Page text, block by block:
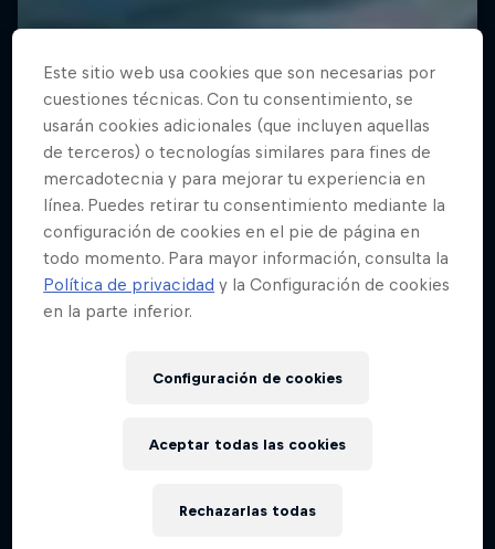
Este sitio web usa cookies que son necesarias por
cuestiones técnicas. Con tu consentimiento, se
usarán cookies adicionales (que incluyen aquellas
de terceros) o tecnologías similares para fines de
mercadotecnia y para mejorar tu experiencia en
línea. Puedes retirar tu consentimiento mediante la
configuración de cookies en el pie de página en
todo momento. Para mayor información, consulta la
Política de privacidad y la Configuración de cookies
en la parte inferior.
Configuración de cookies
Rechazarlas todas
Aceptar todas las cookies